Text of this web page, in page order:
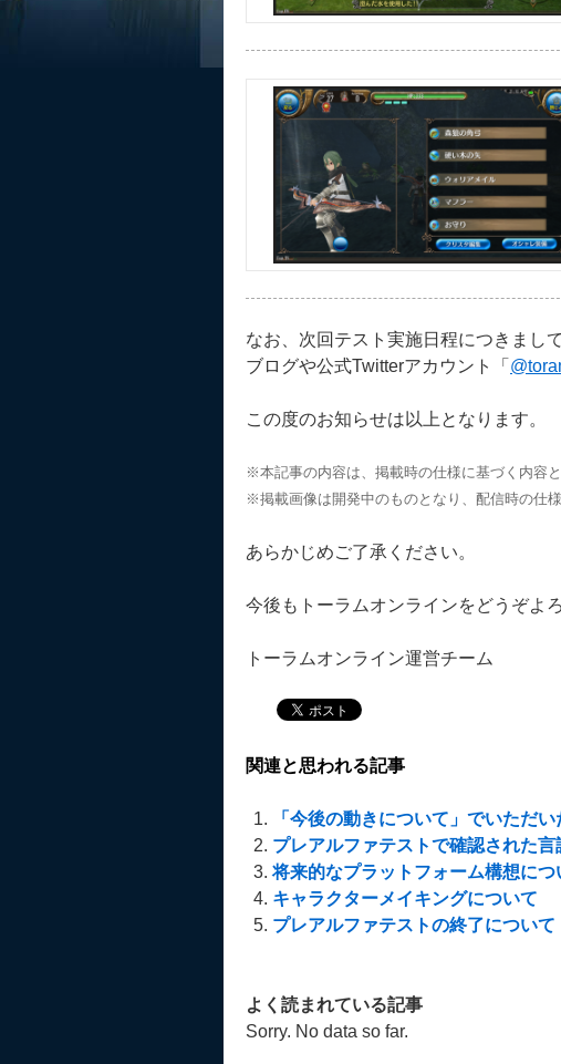
なお、次回テスト実施日程につきまし
ブログや公式Twitterアカウント「
この度のお知らせは以上となります。
※本記事の内容は、掲載時の仕様に基づく内容と
※掲載画像は開発中のものとなり、配信時の仕
あらかじめご了承ください。
今後もトーラムオンラインをどうぞよ
トーラムオンライン運営チーム
関連と思われる記事
「今後の動きについて」でいただ
プレアルファテストで確認された言
将来的なプラットフォーム構想につ
キャラクターメイキングについて
プレアルファテストの終了について
よく読まれている記事
Sorry. No data so far.